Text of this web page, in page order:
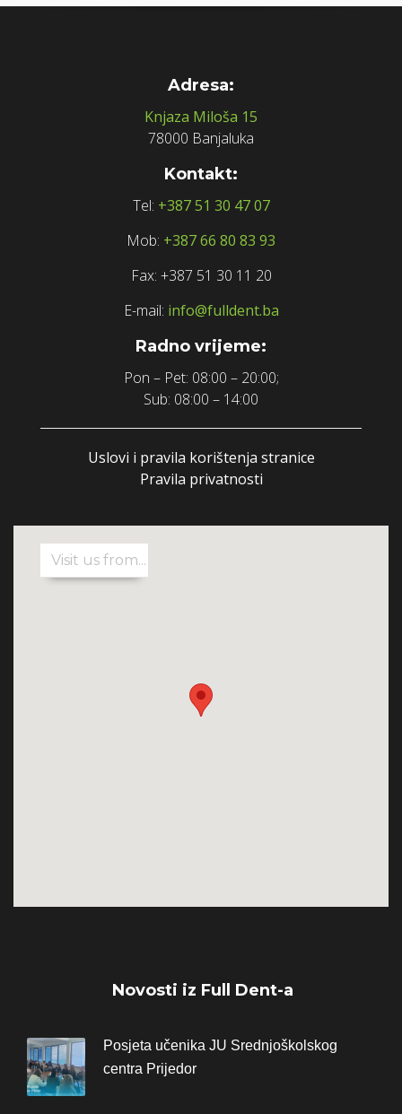
Adresa:
Knjaza Miloša 15
78000 Banjaluka
Kontakt:
Tel: +387 51 30 47 07
Mob: +387 66 80 83 93
Fax: +387 51 30 11 20
E-mail: info@fulldent.ba
Radno vrijeme:
Pon – Pet: 08:00 – 20:00;
Sub: 08:00 – 14:00
Uslovi i pravila korištenja stranice
Pravila privatnosti
Novosti iz Full Dent-a
Posjeta učenika JU Srednjoškolskog
centra Prijedor